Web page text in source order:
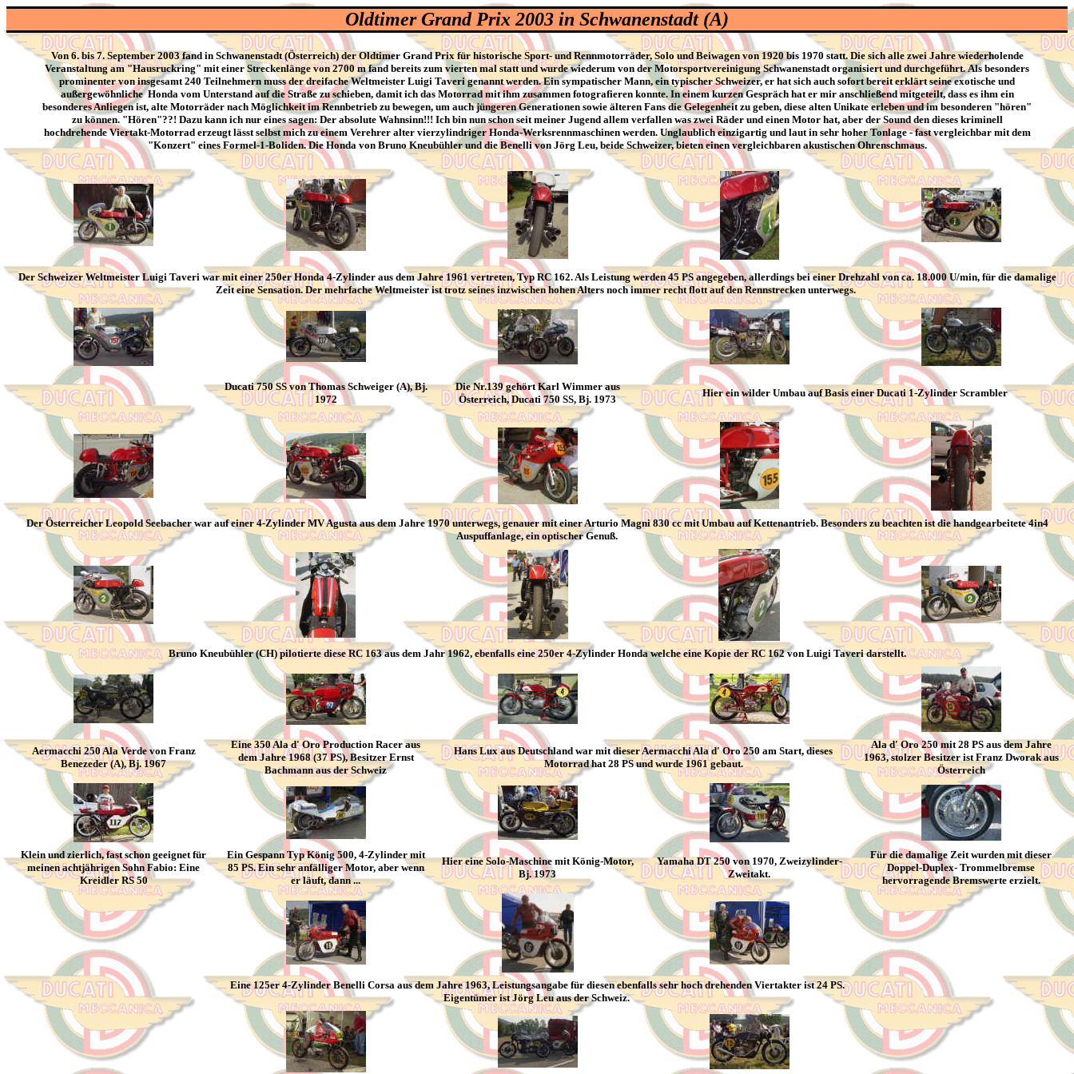
Oldtimer Grand Prix 2003 in Schwanenstadt (A)
Von 6. bis 7. September 2003 fand in Schwanenstadt (Österreich) der Oldtimer Grand Prix für historische Sport- und Rennmotorräder, Solo und Beiwagen von 1920 bis 1970 statt. Die sich alle zwei Jahre wiederholende
Veranstaltung am "Hausruckring" mit einer Streckenlänge von 2700 m fand bereits zum vierten mal statt und wurde wiederum von der Motorsportvereinigung Schwanenstadt organisiert und durchgeführt. Als besonders
prominenter von insgesamt 240 Teilnehmern muss der dreifache Weltmeister Luigi Taveri genannt werden. Ein sympatischer Mann, ein typischer Schweizer, er hat sich auch sofort bereit erklärt seine exotische und
außergewöhnliche Honda vom Unterstand auf die Straße zu schieben, damit ich das Motorrad mit ihm zusammen fotografieren konnte. In einem kurzen Gespräch hat er mir anschließend mitgeteilt, dass es ihm ein
besonderes Anliegen ist, alte Motorräder nach Möglichkeit im Rennbetrieb zu bewegen, um auch jüngeren Generationen sowie älteren Fans die Gelegenheit zu geben, diese alten Unikate erleben und im besonderen "hören"
zu können. "Hören"??! Dazu kann ich nur eines sagen: Der absolute Wahnsinn!!! Ich bin nun schon seit meiner Jugend allem verfallen was zwei Räder und einen Motor hat, aber der Sound den dieses kriminell
hochdrehende Viertakt-Motorrad erzeugt lässt selbst mich zu einem Verehrer alter vierzylindriger Honda-Werksrennmaschinen werden. Unglaublich einzigartig und laut in sehr hoher Tonlage - fast vergleichbar mit dem
"Konzert" eines Formel-1-Boliden. Die Honda von Bruno Kneubühler und die Benelli von Jörg Leu, beide Schweizer, bieten einen vergleichbaren akustischen Ohrenschmaus.
Der Schweizer Weltmeister Luigi Taveri war mit einer 250er Honda 4-Zylinder aus dem Jahre 1961 vertreten, Typ RC 162. Als Leistung werden 45 PS angegeben, allerdings bei einer Drehzahl von ca. 18.000 U/min, für die damalige
Zeit eine Sensation. Der mehrfache Weltmeister ist trotz seines inzwischen hohen Alters noch immer recht flott auf den Rennstrecken unterwegs.
Ducati 750 SS von Thomas Schweiger (A), Bj.
1972
Die Nr.139 gehört Karl Wimmer aus
Österreich, Ducati 750 SS, Bj. 1973
Hier ein wilder Umbau auf Basis einer Ducati 1-Zylinder Scrambler
Der Österreicher Leopold Seebacher war auf einer 4-Zylinder MV Agusta aus dem Jahre 1970 unterwegs, genauer mit einer Arturio Magni 830 cc mit Umbau auf Kettenantrieb. Besonders zu beachten ist die handgearbeitete 4in4
Auspuffanlage, ein optischer Genuß.
Bruno Kneubühler (CH) pilotierte diese RC 163 aus dem Jahr 1962, ebenfalls eine 250er 4-Zylinder Honda welche eine Kopie der RC 162 von Luigi Taveri darstellt.
Aermacchi 250 Ala Verde von Franz
Benezeder (A), Bj. 1967
Eine 350 Ala d' Oro Production Racer aus
dem Jahre 1968 (37 PS), Besitzer Ernst
Bachmann aus der Schweiz
Hans Lux aus Deutschland war mit dieser Aermacchi Ala d' Oro 250 am Start, dieses
Motorrad hat 28 PS und wurde 1961 gebaut.
Ala d' Oro 250 mit 28 PS aus dem Jahre
1963, stolzer Besitzer ist Franz Dworak aus
Österreich
Klein und zierlich, fast schon geeignet für
meinen achtjährigen Sohn Fabio: Eine
Kreidler RS 50
Ein Gespann Typ König 500, 4-Zylinder mit
85 PS. Ein sehr anfälliger Motor, aber wenn
er läuft, dann ...
Hier eine Solo-Maschine mit König-Motor,
Bj. 1973
Yamaha DT 250 von 1970, Zweizylinder-
Zweitakt.
Für die damalige Zeit wurden mit dieser
Doppel-Duplex- Trommelbremse
hervorragende Bremswerte erzielt.
Eine 125er 4-Zylinder Benelli Corsa aus dem Jahre 1963, Leistungsangabe für diesen ebenfalls sehr hoch drehenden Viertakter ist 24 PS.
Eigentümer ist Jörg Leu aus der Schweiz.